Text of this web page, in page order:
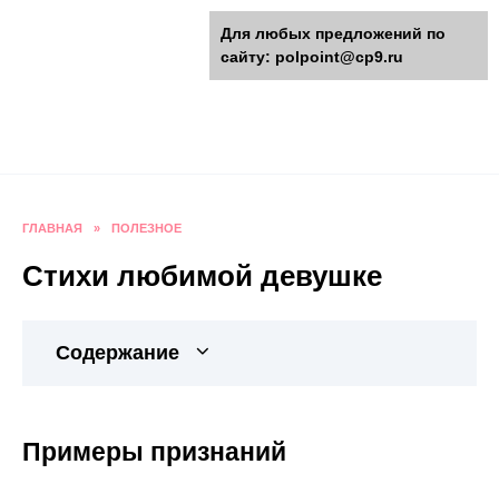
polpoint.ru - Разнообразные
поделки к праздникам
ГЛАВНАЯ » ПОЛЕЗНОЕ
Стихи любимой девушке
Содержание
Примеры признаний
Для любых предложений по
сайту: polpoint@cp9.ru